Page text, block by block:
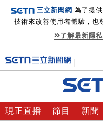
三立新聞網 為了提
技術來改善使用者體驗，也
了解最新隱
現正直播 節目 新聞